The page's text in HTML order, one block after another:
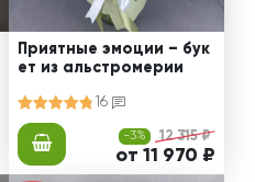
Приятные эмоции – бук
ет из альстромерии
16
-3% 12 315 ₽
от 11 970 ₽